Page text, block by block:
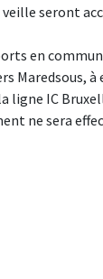
seront
en
Maredsous,
ligne IC
ne sera